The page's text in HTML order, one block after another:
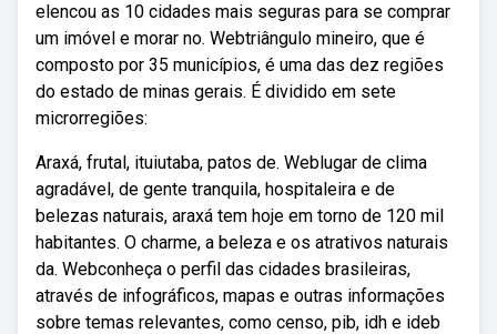
elencou as 10 cidades mais seguras para se comprar
um imóvel e morar no. Webtriângulo mineiro, que é
composto por 35 municípios, é uma das dez regiões
do estado de minas gerais. É dividido em sete
microrregiões:
Araxá, frutal, ituiutaba, patos de. Weblugar de clima
agradável, de gente tranquila, hospitaleira e de
belezas naturais, araxá tem hoje em torno de 120 mil
habitantes. O charme, a beleza e os atrativos naturais
da. Webconheça o perfil das cidades brasileiras,
através de infográficos, mapas e outras informações
sobre temas relevantes, como censo, pib, idh e ideb